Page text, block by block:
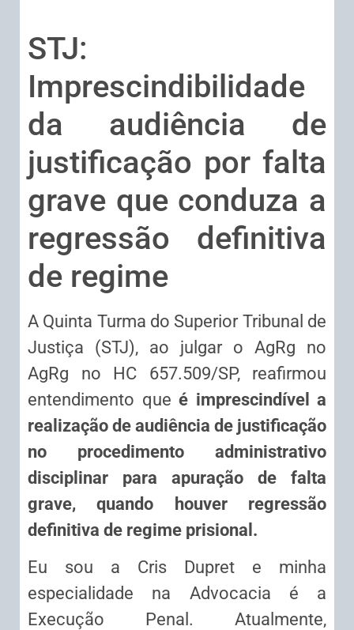
STJ:
Imprescindibilidade
da audiência de
justificação por falta
grave que conduza a
regressão definitiva
de regime
A Quinta Turma do Superior Tribunal de
Justiça (STJ), ao julgar o AgRg no
AgRg no HC 657.509/SP, reafirmou
entendimento que é imprescindível a
realização de audiência de justificação
no procedimento administrativo
disciplinar para apuração de falta
grave, quando houver regressão
definitiva de regime prisional.
Eu sou a Cris Dupret e minha
especialidade na Advocacia é a
Execução Penal. Atualmente,